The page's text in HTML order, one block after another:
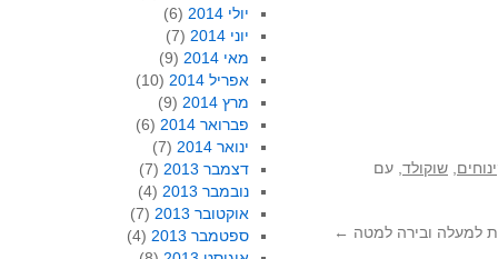
שוקולד , עם
למעלה ובירה למטה ←
יולי 2014
(6)
יוני 2014
(7)
מאי 2014
(9)
אפריל 2014
(10)
מרץ 2014
(9)
פברואר 2014
(6)
ינואר 2014
(7)
דצמבר 2013
(7)
נובמבר 2013
(4)
אוקטובר 2013
(7)
ספטמבר 2013
(4)